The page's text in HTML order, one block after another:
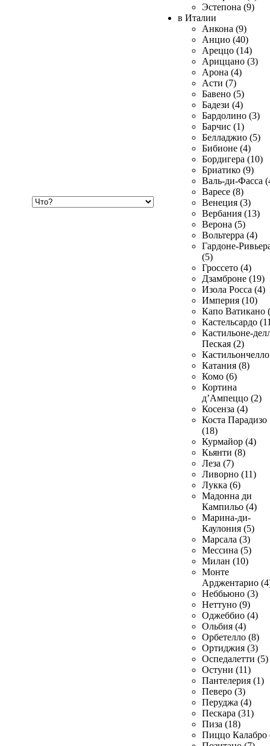
Эстепона (9)
в Италии
Анкона (9)
Анцио (40)
Ареццо (14)
Ариццано (3)
Арона (4)
Асти (7)
Бавено (5)
Бадези (4)
Бардолино (3)
Барчис (1)
Белладжио (5)
Бибионе (4)
Бордигера (10)
Бриатико (9)
Валь-ди-Фасса
Варесе (8)
Венеция (3)
Вербания (13)
Верона (5)
Вольтерра (4)
Гардоне-
(5)
Гроссето (4)
Дзамброне (19)
Изола Росса (4)
Империя (10)
Капо Ватикано
Кастельсардо
Кастильоне-
Пеская (2)
Катания (8)
Комо (6)
Кортина
д’Ампеццо (2)
Косенза (4)
Коста Парадизо
(18)
Курмайор (4)
Кьянти (8)
Леза (7)
Ливорно (11)
Лукка (6)
Мадонна ди
Кампильо (4)
Марина-ди-
Каулония (5)
Марсала (3)
Мессина (5)
Милан (10)
Монте
Арджентарио
Неббьюно (3)
Неттуно (9)
Оджеббио (4)
Ольбия (4)
Орбетелло (8)
Ортиджия (3)
Оспедалетти (5)
Остуни (11)
Пантелерия (1)
Певеро (3)
Перуджа (4)
Пескара (31)
Пиза (18)
Пиццо Калабро